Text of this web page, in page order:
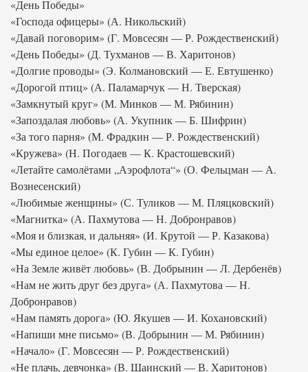
«День Победы»
«Господа офицеры» (А. Никольский)
«Давай поговорим» (Г. Мовсесян — Р. Рождественский)
«День Победы» (Д. Тухманов — В. Харитонов)
«Долгие проводы» (Э. Колмановский — Е. Евтушенко)
«Дорогой птиц» (А. Паламарчук — Н. Тверская)
«Замкнутый круг» (М. Минков — М. Рябинин)
«Запоздалая любовь» (А. Укупник — Б. Шифрин)
«За того парня» (М. Фрадкин — Р. Рождественский)
«Кружева» (Н. Погодаев — К. Крастошевский)
«Летайте самолётами „Аэрофлота“» (О. Фельцман — А.
Вознесенский)
«Любимые женщины» (С. Туликов — М. Пляцковский)
«Магнитка» (А. Пахмутова — Н. Добронравов)
«Моя и близкая, и дальняя» (И. Крутой — Р. Казакова)
«Мы единое целое» (К. Губин — К. Губин)
«На Земле живёт любовь» (В. Добрынин — Л. Дербенёв)
«Нам не жить друг без друга» (А. Пахмутова — Н.
Добронравов)
«Нам память дорога» (Ю. Якушев — И. Кохановский)
«Напиши мне письмо» (В. Добрынин — М. Рябинин)
«Начало» (Г. Мовсесян — Р. Рождественский)
«Не плачь, девчонка» (В. Шаинский — В. Харитонов)